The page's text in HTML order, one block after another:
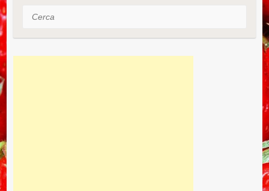
k
Cerca